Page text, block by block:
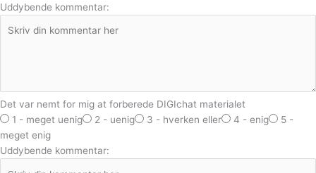
Uddybende kommentar:
Det var nemt for mig at forberede DIGIchat materialet
1 - meget uenig
2 - uenig 3 - hverken eller 4 - enig
5 -
meget enig
Uddybende kommentar: